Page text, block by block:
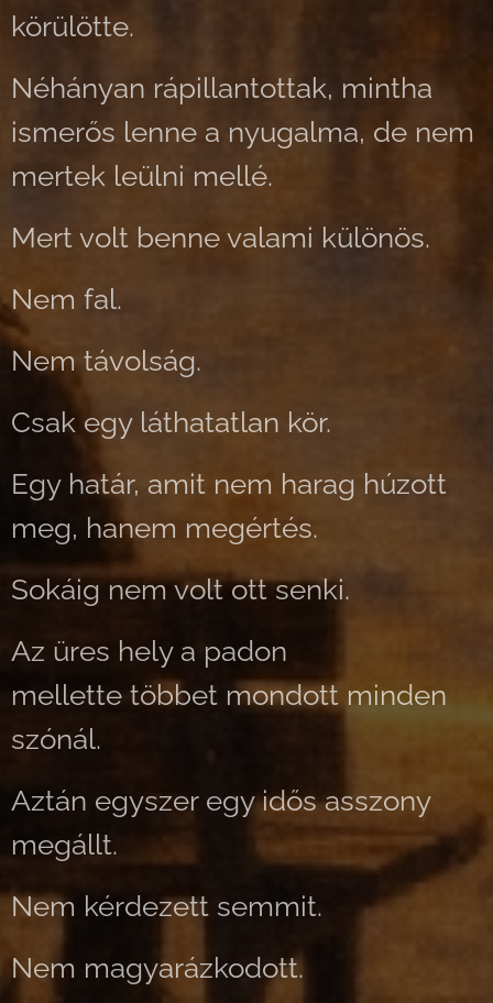
körülötte.
Néhányan rápillantottak, mintha
ismerős lenne a nyugalma, de nem
mertek leülni mellé.
Mert volt benne valami különös.
Nem fal.
Nem távolság.
Csak egy láthatatlan kör.
Egy határ, amit nem harag húzott
meg, hanem megértés.
Sokáig nem volt ott senki.
Az üres hely a padon
mellette többet mondott minden
szónál.
Aztán egyszer egy idős asszony
megállt.
Nem kérdezett semmit.
Nem magyarázkodott.